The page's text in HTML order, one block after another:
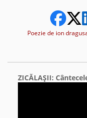
Poezie de ion
ZICĂLAŞII: